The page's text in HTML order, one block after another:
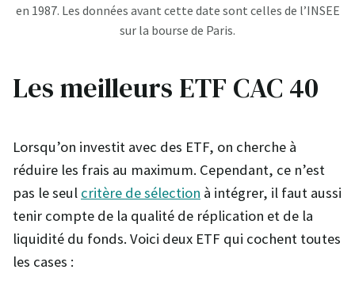
en 1987. Les données avant cette date sont celles de l’INSEE
sur la bourse de Paris.
Les meilleurs ETF CAC 40
Lorsqu’on investit avec des ETF, on cherche à
réduire les frais au maximum. Cependant, ce n’est
pas le seul critère de sélection à intégrer, il faut aussi
tenir compte de la qualité de réplication et de la
liquidité du fonds. Voici deux ETF qui cochent toutes
les cases :